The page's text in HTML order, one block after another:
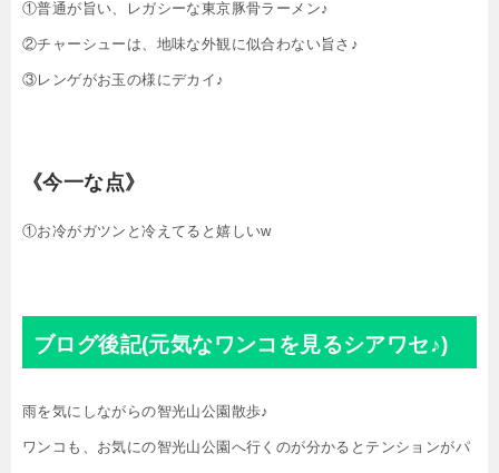
①普通が旨い、レガシーな東京豚骨ラーメン♪
②チャーシューは、地味な外観に似合わない旨さ♪
③レンゲがお玉の様にデカイ♪
《今一な点》
①お冷がガツンと冷えてると嬉しいw
ブログ後記(元気なワンコを見るシアワセ♪)
雨を気にしながらの智光山公園散歩♪
ワンコも、お気にの智光山公園へ行くのが分かるとテンションがパ